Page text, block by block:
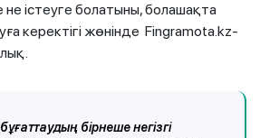
не істеуге болатыны, болашақта
керектігі жөнінде Fingramota.kz-
бірнеше негізгі